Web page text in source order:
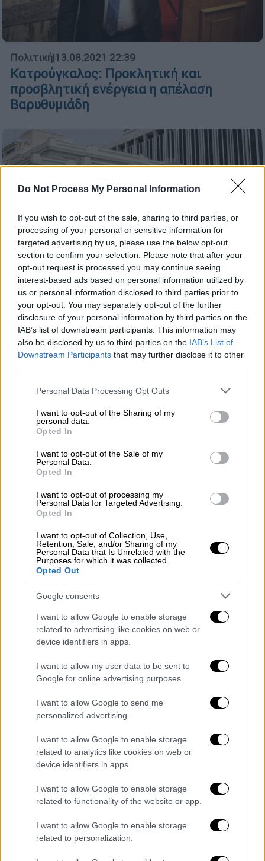
Do Not Process My Personal Information
If you wish to opt-out of the sale, sharing to third parties, or
processing of your personal or sensitive information for
targeted advertising by us, please use the below opt-out
section to confirm your selection. Please note that after your
opt-out request is processed you may continue seeing
interest-based ads based on personal information utilized by
us or personal information disclosed to third parties prior to
your opt-out. You may separately opt-out of the further
disclosure of your personal information by third parties on the
IAB’s list of downstream participants. This information may
also be disclosed by us to third parties on the IAB’s List of
Downstream Participants that may further disclose it to other
Please note that this website/app uses one or more Google
not limited to your visit or usage behaviour. You may click to
grant or deny consent to Google and its third-party tags to
use your data for below specified purposes in below Google
consent section.
Personal Data Processing Opt Outs
I want to opt-out of the Sharing of my
personal data.
Opted In
I want to opt-out of the Sale of my
Personal Data.
Opted In
I want to opt-out of processing my
Personal Data for Targeted Advertising.
Opted In
I want to opt-out of Collection, Use,
Retention, Sale, and/or Sharing of my
Personal Data that Is Unrelated with the
Purposes for which it was collected.
Opted Out
Google consents
I want to allow Google to enable storage
related to advertising like cookies on web or
device identifiers in apps.
I want to allow my user data to be sent to
Google for online advertising purposes.
I want to allow Google to send me
personalized advertising.
I want to allow Google to enable storage
related to analytics like cookies on web or
device identifiers in apps.
I want to allow Google to enable storage
related to functionality of the website or app.
I want to allow Google to enable storage
related to personalization.
Πολιτική|13.08.2021 22:39
Κατρούγκαλος: Προκλητική και
προσβλητική ενέργεια η απέλαση
Βαρυθυμιάδη
Ελλάδα|13.08.2021 22:26
Πρόκληση από Τουρκία: Απέλαση του
προέδρου της ΠΟΕ - Διάβημα από το
Καταχρηστική κράτηση του προέδρου της
Ελλάδα|13.08.2021 22:24
Κρήτη: Άγρια επίθεση σε μετανάστες
στο Λασίθι – Τους λήστεψαν και τους
χτύπησαν βάναυσα
Ανάμεσα στα θύματα και ένα ανήλικο άτομο